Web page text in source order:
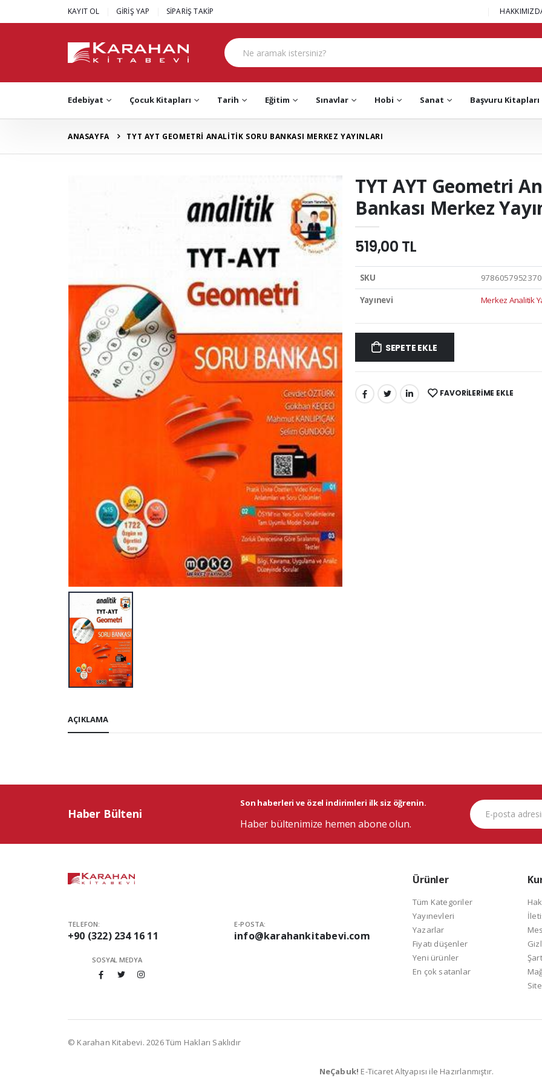
KAYIT OL GİRİŞ YAP SİPARİŞ TAKİP
Edebiyat Çocuk Kitapları Tarih Eğitim Sınavlar Hobi Sanat Başvuru Kitapları
ANASAYFA TYT AYT GEOMETRİ ANALİTİK SORU BANKASI MERKEZ YAYINLARI
TYT AYT Geometri
Bankası Merkez
519,00 TL
SKU 9786057952370
Yayınevi Merkez Analitik
SEPETE EKLE
PAYLAŞ: FAVORILERIME EKLE
AÇIKLAMA
Haber Bülteni
Son haberleri ve özel indirimleri ilk siz öğrenin.
Haber bültenimize hemen abone olun.
TELEFON:
+90 (322) 234 16 11
E-POSTA:
info@karahankitabevi.com
SOSYAL MEDYA
Ürünler
Tüm Kategoriler
Yayınevleri
Yazarlar
Fiyatı düşenler
Yeni ürünler
En çok satanlar
© Karahan Kitabevi. 2026 Tüm Hakları Saklıdır
NeÇabuk! E-Ticaret Altyapısı ile Hazırlanmıştır.